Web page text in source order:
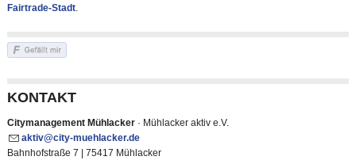
Fairtrade-Stadt.
KONTAKT
Citymanagement Mühlacker· Mühlacker aktiv e.V.
kt v c ty-m hl ck r d
Bahnhofstraße 7 | 75417 Mühlacker